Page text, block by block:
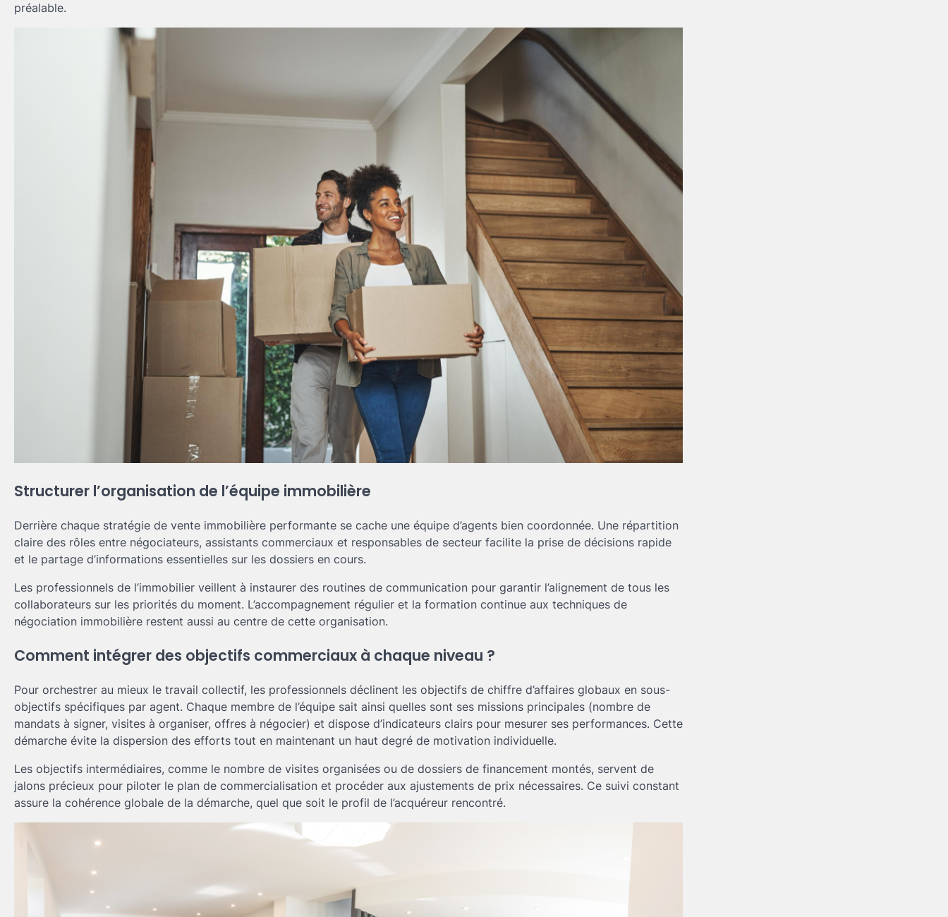
préalable.
Structurer l’organisation de l’équipe immobilière
Derrière chaque stratégie de vente immobilière performante se cache une équipe d’agents bien coordonnée. Une répartition
claire des rôles entre négociateurs, assistants commerciaux et responsables de secteur facilite la prise de décisions rapide
et le partage d’informations essentielles sur les dossiers en cours.
Les professionnels de l’immobilier veillent à instaurer des routines de communication pour garantir l’alignement de tous les
collaborateurs sur les priorités du moment. L’accompagnement régulier et la formation continue aux techniques de
négociation immobilière restent aussi au centre de cette organisation.
Comment intégrer des objectifs commerciaux à chaque niveau ?
Pour orchestrer au mieux le travail collectif, les professionnels déclinent les objectifs de chiffre d’affaires globaux en sous-
objectifs spécifiques par agent. Chaque membre de l’équipe sait ainsi quelles sont ses missions principales (nombre de
mandats à signer, visites à organiser, offres à négocier) et dispose d’indicateurs clairs pour mesurer ses performances. Cette
démarche évite la dispersion des efforts tout en maintenant un haut degré de motivation individuelle.
Les objectifs intermédiaires, comme le nombre de visites organisées ou de dossiers de financement montés, servent de
jalons précieux pour piloter le plan de commercialisation et procéder aux ajustements de prix nécessaires. Ce suivi constant
assure la cohérence globale de la démarche, quel que soit le profil de l’acquéreur rencontré.